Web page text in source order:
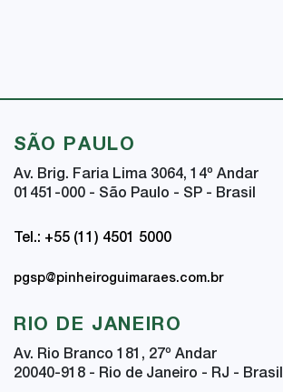
SÃO PAULO
Av. Brig. Faria Lima 3064, 14º Andar
01451-000 - São Paulo - SP - Brasil
Tel.: +55 (11) 4501 5000
pgsp@pinheiroguimaraes.com.br
RIO DE JANEIRO
Av. Rio Branco 181, 27º Andar
20040-918 - Rio de Janeiro - RJ - Brasil